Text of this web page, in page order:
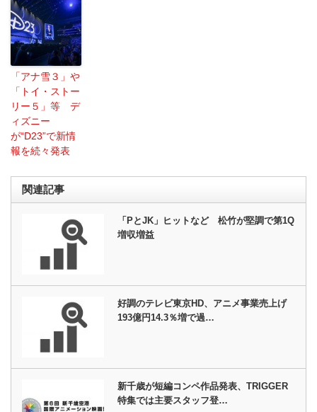
「アナ雪３」や
「トイ・ストー
リー５」等 デ
ィズニー
が“D23”で新情
報を続々発表
関連記事
「PとJK」ヒットなど 松竹が堅調で第1Q
増収増益
好調のテレビ東京HD、アニメ事業売上げ
193億円14.3％増で過…
新千歳が短編コンペ作品発表、TRIGGER
特集では主要スタッフ登…